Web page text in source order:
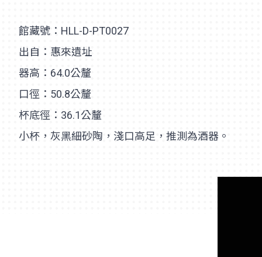
館藏號：HLL-D-PT0027
出自：惠來遺址
器高：64.0公釐
口徑：50.8公釐
杯底徑：36.1公釐
小杯，灰黑細砂陶，淺口高足，推測為酒器。